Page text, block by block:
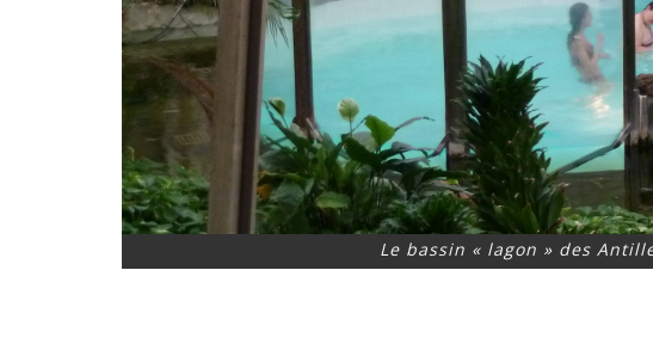
Le bassin « lagon » des